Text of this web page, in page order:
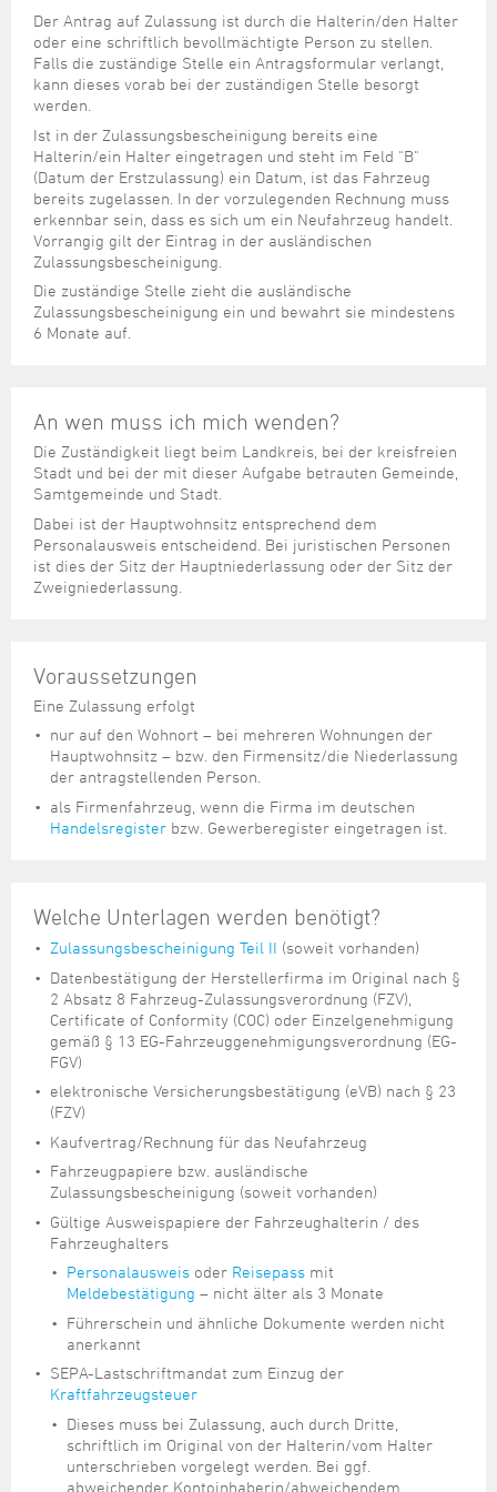
Umwelt-, Natur- und Klimaschutz
Wohnen, Bauen
Wahlen
Schule
Sterbefall
Studium
Wohnen und Verbrauchen
Formulare
Online-Terminvergabe
Politik & Verwaltung
Pressemitteilungen
Ratsinformationssystem
Städtische Dienststellen
Stadtrecht
Telefonverzeichnis
Wirtschaftsstruktur
Regionale Kooperationen
Unternehmensnachfolge
Unterstützung für ExistenzgründerInnen
Zukunftsregion JadeBay
Stadtarchiv
Volkshochschule
Weiterbildung
Stadt Wilhelmshaven
Unterkünfte
Kulturzentrum Pumpwerk
Maritime Meile
Museen und Ausstellungen
Sportangebot
Städtepartnerschaften
Stadtpark
Tag des offenen Denkmals
Veranstaltungsorte
Der Antrag auf Zulassung ist durch die Halterin/den Halter
oder eine schriftlich bevollmächtigte Person zu stellen.
Falls die zuständige Stelle ein Antragsformular verlangt,
kann dieses vorab bei der zuständigen Stelle besorgt
werden.
Ist in der Zulassungsbescheinigung bereits eine
Halterin/ein Halter eingetragen und steht im Feld "B"
(Datum der Erstzulassung) ein Datum, ist das Fahrzeug
bereits zugelassen. In der vorzulegenden Rechnung muss
erkennbar sein, dass es sich um ein Neufahrzeug handelt.
Vorrangig gilt der Eintrag in der ausländischen
Zulassungsbescheinigung.
Die zuständige Stelle zieht die ausländische
Zulassungsbescheinigung ein und bewahrt sie mindestens
6 Monate auf.
An wen muss ich mich wenden?
Die Zuständigkeit liegt beim Landkreis, bei der kreisfreien
Stadt und bei der mit dieser Aufgabe betrauten Gemeinde,
Samtgemeinde und Stadt.
Dabei ist der Hauptwohnsitz entsprechend dem
Personalausweis entscheidend. Bei juristischen Personen
ist dies der Sitz der Hauptniederlassung oder der Sitz der
Zweigniederlassung.
Voraussetzungen
Eine Zulassung erfolgt
nur auf den Wohnort – bei mehreren Wohnungen der
Hauptwohnsitz – bzw. den Firmensitz/die Niederlassung
der antragstellenden Person.
als Firmenfahrzeug, wenn die Firma im deutschen
Handelsregister bzw. Gewerberegister eingetragen ist.
Welche Unterlagen werden benötigt?
Zulassungsbescheinigung Teil II (soweit vorhanden)
Datenbestätigung der Herstellerfirma im Original nach §
2 Absatz 8 Fahrzeug-Zulassungsverordnung (FZV),
Certificate of Conformity (COC) oder Einzelgenehmigung
gemäß § 13 EG-Fahrzeuggenehmigungsverordnung (EG-
FGV)
elektronische Versicherungsbestätigung (eVB) nach § 23
(FZV)
Kaufvertrag/Rechnung für das Neufahrzeug
Fahrzeugpapiere bzw. ausländische
Zulassungsbescheinigung (soweit vorhanden)
Gültige Ausweispapiere der Fahrzeughalterin / des
Fahrzeughalters
Personalausweis oder Reisepass mit
Meldebestätigung – nicht älter als 3 Monate
Führerschein und ähnliche Dokumente werden nicht
anerkannt
SEPA-Lastschriftmandat zum Einzug der
Kraftfahrzeugsteuer
Dieses muss bei Zulassung, auch durch Dritte,
schriftlich im Original von der Halterin/vom Halter
unterschrieben vorgelegt werden. Bei ggf.
abweichender Kontoinhaberin/abweichendem